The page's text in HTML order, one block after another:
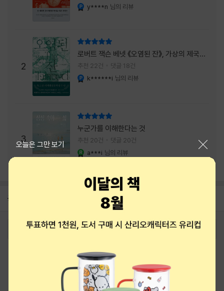
y****n 님의 리뷰
2
로버트 잭슨 베넷 《오염된 잔》, 가상의 제국이
주는 실감과 미스터리 사건의 치밀함이 이루어
내는 최상의 시너지...
추천 22건 댓글 18건
k******i 님의 리뷰
3
누군가를 이해한다는 것
추천 20건 댓글 20건
a***i 님의 리뷰
공지
2026-08-01
오늘은 그만 보기
로그인 최근 본 상품 주문/배송
티켓 1544-6399
eBook 1:1문의/채팅상담
예스이십사(주) 사업자 정보